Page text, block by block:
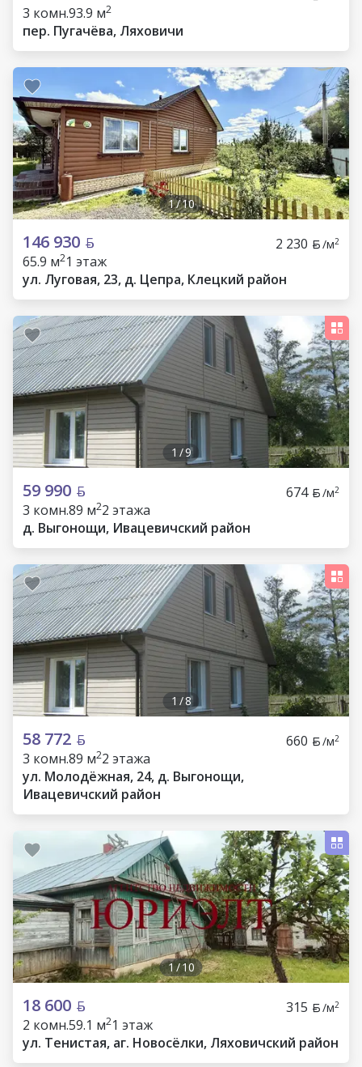
3 комн.93.9 м2
пер. Пугачёва, Ляховичи
1/10
146 930 2 230 /м2
65.9 м21 этаж
ул. Луговая, 23, д. Цепра, Клецкий район
1 /9
59 990 674 /м2
3 комн.89 м22 этажа
д. Выгонощи, Ивацевичский район
1 /8
58 772 660 /м2
3 комн.89 м22 этажа
ул. Молодёжная, 24, д. Выгонощи,
Ивацевичский район
1/10
18 600 315 /м2
2 комн.59.1 м21 этаж
ул. Тенистая, аг. Новосёлки, Ляховичский район